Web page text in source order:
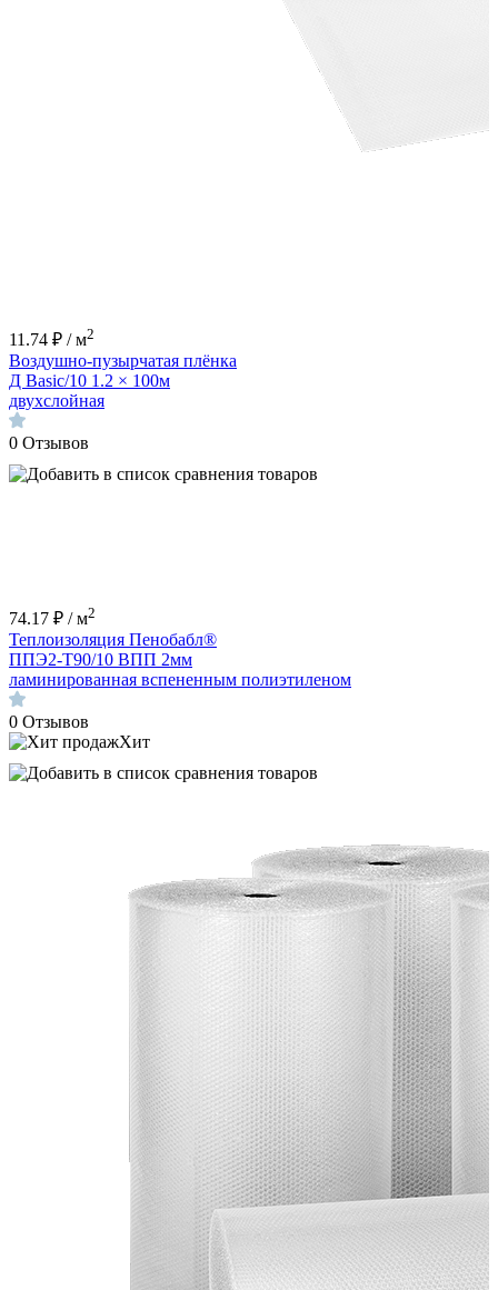
11.74 ₽ / м2
Воздушно-пузырчатая плёнка
Д Basic/10 1.2 × 100м
двухслойная
0 Отзывов
74.17 ₽ / м2
Теплоизоляция Пенобабл®
ППЭ2-Т90/10 ВПП 2мм
ламинированная вспененным полиэтиленом
0 Отзывов
Хит